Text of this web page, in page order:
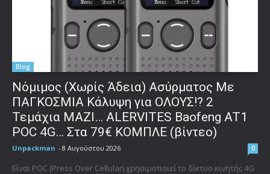
Blog
Νόμιμος (Χωρίς Άδεια) Ασύρματος Με
ΠΑΓΚΟΣΜΙΑ Κάλυψη για ΟΛΟΥΣ!? 2
Τεμάχια ΜΑΖΙ… ALERVITES Baofeng AT1
POC 4G… Στα 79€ ΚΟΜΠΛΕ (βίντεο)
Unpackman - 8 Αυγούστου 2026 0
Είναι POC (Press Over Cellular) χρησιμοποιεί το δίκτυο κινητής 4G